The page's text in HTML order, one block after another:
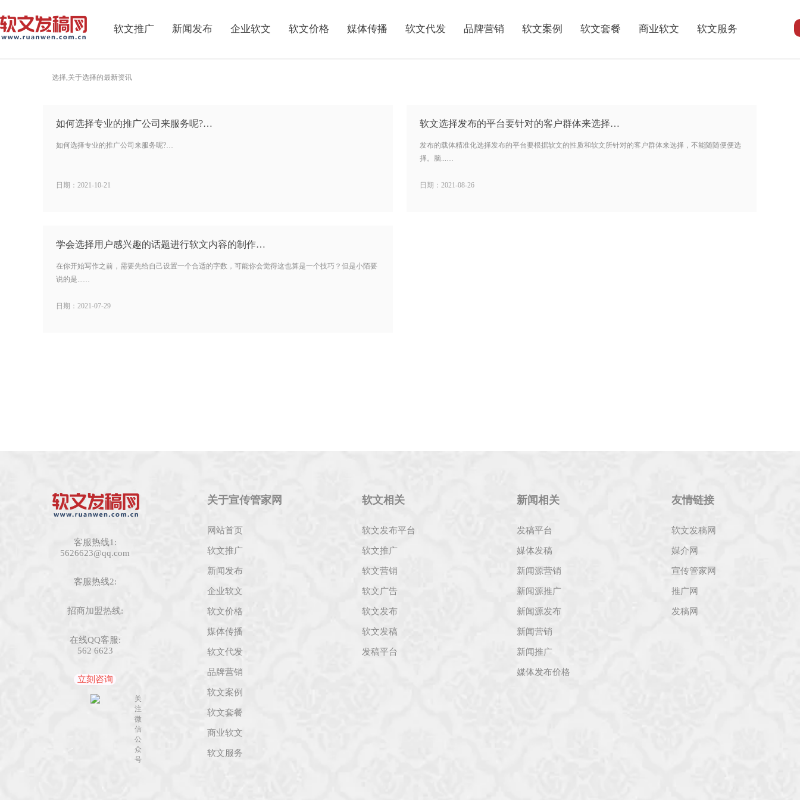
软文推广 新闻发布 企业软文 软文价格 媒体传播 软文代发 品牌营销 软文案例 软文套餐 商业软文 软文服务
选择,关于选择的最新资讯
如何选择专业的推广公司来服务呢?…
如何选择专业的推广公司来服务呢?…
日期：2021-10-21
软文选择发布的平台要针对的客户群体来选择…
发布的载体精准化选择发布的平台要根据软文的性质和软文所针对的客户群体来选择，不能随随便便选
择。脑...…
日期：2021-08-26
学会选择用户感兴趣的话题进行软文内容的制作…
在你开始写作之前，需要先给自己设置一个合适的字数，可能你会觉得这也算是一个技巧？但是小陌要
说的是...…
日期：2021-07-29
客服热线1:
5626623@qq.com
客服热线2:
招商加盟热线:
在线QQ客服:
562 6623
立刻咨询
关
注
微
信
公
众
号
关于宣传管家网
网站首页
软文推广
新闻发布
企业软文
软文价格
媒体传播
软文代发
品牌营销
软文案例
软文套餐
商业软文
软文服务
软文相关
软文发布平台
软文推广
软文营销
软文广告
软文发布
软文发稿
发稿平台
新闻相关
发稿平台
媒体发稿
新闻源营销
新闻源推广
新闻源发布
新闻营销
新闻推广
媒体发布价格
友情链接
软文发稿网
媒介网
宣传管家网
推广网
发稿网